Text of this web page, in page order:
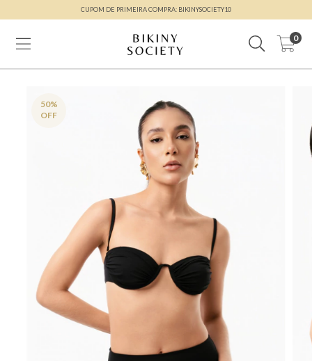
CUPOM DE PRIMEIRA COMPRA: BIKINYSOCIETY10
0
50%
OFF